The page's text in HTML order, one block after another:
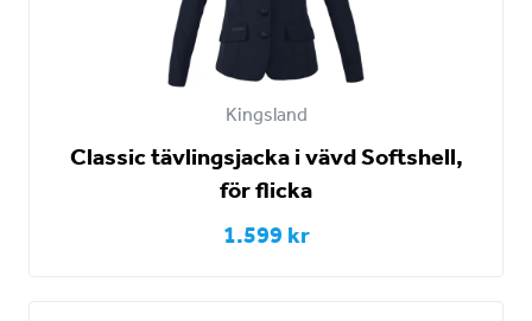
Kingsland
Classic tävlingsjacka i vävd Softshell,
för flicka
1.599 kr